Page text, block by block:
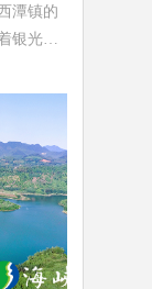
潭镇的
银光，
”正在